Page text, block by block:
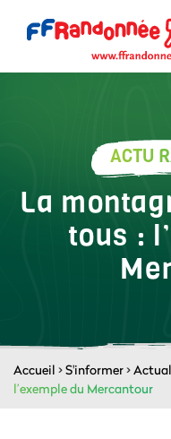
ACTU
La
tous :
Accueil >S'informer>
l’exemple du Mercantour